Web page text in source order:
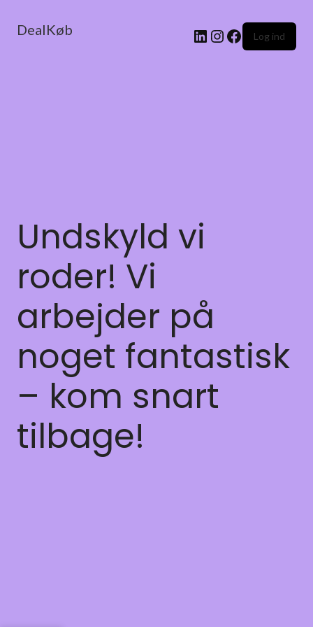
DealKøb Log ind
Undskyld vi
roder! Vi
arbejder på
noget fantastisk
– kom snart
tilbage!